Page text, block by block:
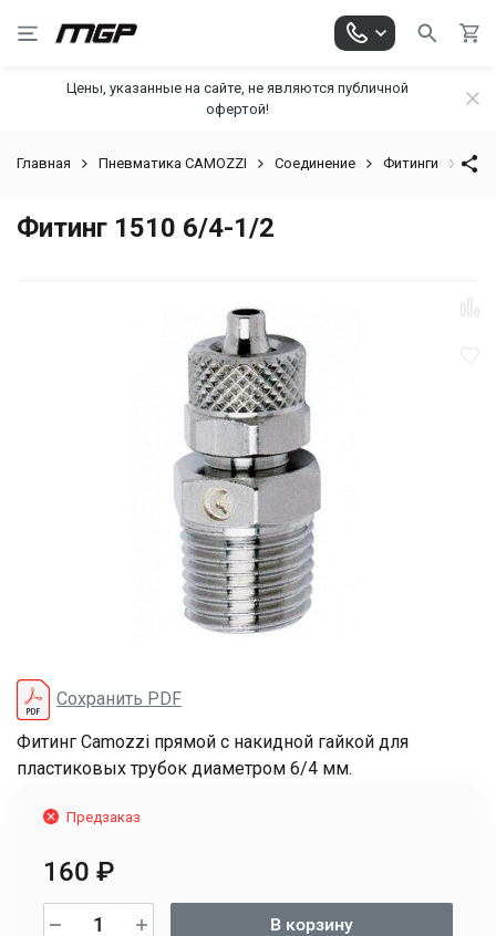
Цены, указанные на сайте, не являются публичной
офертой!
Главная Пневматика CAMOZZI Соединение Фитинги
Фитинг 1510 6/4-1/2
Сохранить PDF
Фитинг Camozzi прямой с накидной гайкой для
пластиковых трубок диаметром 6/4 мм.
Предзаказ
160 ₽
В корзину